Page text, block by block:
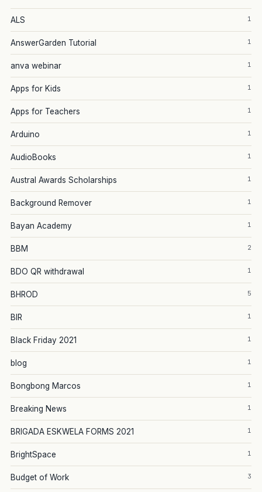
ALS 1
AnswerGarden Tutorial 1
anva webinar 1
Apps for Kids 1
Apps for Teachers 1
Arduino 1
AudioBooks 1
Austral Awards Scholarships 1
Background Remover 1
Bayan Academy 1
BBM 2
BDO QR withdrawal 1
BHROD 5
BIR 1
Black Friday 2021 1
blog 1
Bongbong Marcos 1
Breaking News 1
BRIGADA ESKWELA FORMS 2021 1
BrightSpace 1
Budget of Work 3